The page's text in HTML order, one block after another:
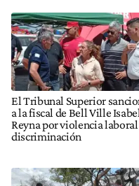
El Tribunal Superior
a la fiscal de Bell Ville Isabel
Reyna por violencia
discriminación